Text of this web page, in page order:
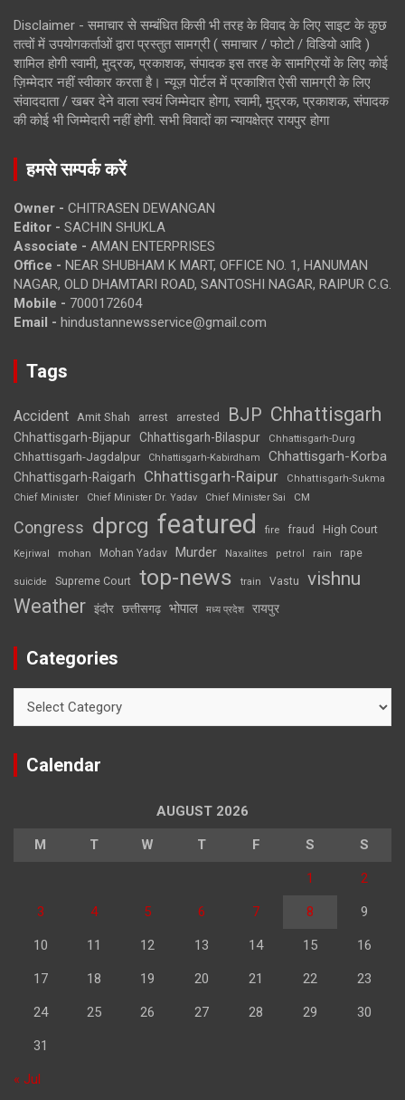
Disclaimer - समाचार से सम्बंधित किसी भी तरह के विवाद के लिए साइट के कुछ
तत्वों में उपयोगकर्ताओं द्वारा प्रस्तुत सामग्री ( समाचार / फोटो / विडियो आदि )
शामिल होगी स्वामी, मुद्रक, प्रकाशक, संपादक इस तरह के सामग्रियों के लिए कोई
ज़िम्मेदार नहीं स्वीकार करता है। न्यूज़ पोर्टल में प्रकाशित ऐसी सामग्री के लिए
संवाददाता / खबर देने वाला स्वयं जिम्मेदार होगा, स्वामी, मुद्रक, प्रकाशक, संपादक
की कोई भी जिम्मेदारी नहीं होगी. सभी विवादों का न्यायक्षेत्र रायपुर होगा
हमसे सम्पर्क करें
Owner - CHITRASEN DEWANGAN
Editor - SACHIN SHUKLA
Associate - AMAN ENTERPRISES
Office - NEAR SHUBHAM K MART, OFFICE NO. 1, HANUMAN
NAGAR, OLD DHAMTARI ROAD, SANTOSHI NAGAR, RAIPUR C.G.
Mobile - 7000172604
Email - hindustannewsservice@gmail.com
Tags
Accident Amit Shah arrest arrested BJP Chhattisgarh
Chhattisgarh-Bijapur Chhattisgarh-Bilaspur Chhattisgarh-Durg
Chhattisgarh-Jagdalpur Chhattisgarh-Kabirdham Chhattisgarh-Korba
Chhattisgarh-Raigarh Chhattisgarh-Raipur
Chhattisgarh-Sukma
Chief Minister
Chief Minister Dr. Yadav Chief Minister Sai CM
Congress dprcg featured fire fraud High Court
Kejriwal mohan Mohan Yadav Murder Naxalites petrol rain rape
suicide Supreme Court top-news train Vastu vishnu
Weather इंदौर छत्तीसगढ़ भोपाल मध्य प्रदेश रायपुर
Categories
Calendar
AUGUST 2026
M T W T F S S
1 2
3 4 5 6 7 8 9
10 11 12 13 14 15 16
17 18 19 20 21 22 23
24 25 26 27 28 29 30
31
« Jul